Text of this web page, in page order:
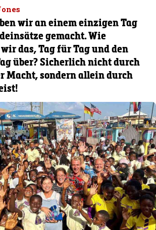
wir an einem einzigen Tag
gemacht. Wie
das, Tag für Tag und den
über? Sicherlich nicht durch
Macht, sondern allein durch